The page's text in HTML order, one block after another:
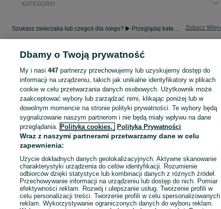
KATEGORIA
Szukasz zwierzaka lub czegoś dla niego? ▶️ Przeglądaj kategorię Zwierzęta na OLX Bystrzyca i znajdź to, czego potrzebujesz w atrakcyjnych cenach! Zobacz
Mapa kategorii
Mapa miejscowości
Mapa ministron
Popularne wyszukiwania
Dbamy o Twoją prywatność
My i nasi447 partnerzy przechowujemy lub uzyskujemy dostęp do
informacji na urządzeniu, takich jak unikalne identyfikatory w plikach
cookie w celu przetwarzania danych osobowych. Użytkownik może
zaakceptować wybory lub zarządzać nimi, klikając poniżej lub w
dowolnym momencie na stronie polityki prywatności. Te wybory będą
sygnalizowane naszym partnerom i nie będą miały wpływu na dane
przeglądania. Polityka cookies, Polityka Prywatności
Wraz z naszymi partnerami przetwarzamy dane w celu
zapewnienia:
Użycie dokładnych danych geolokalizacyjnych. Aktywne skanowanie
charakterystyki urządzenia do celów identyfikacji. Rozumienie
odbiorców dzięki statystyce lub kombinacji danych z różnych źródeł.
Przechowywanie informacji na urządzeniu lub dostęp do nich. Pomiar
efektywności reklam. Rozwój i ulepszanie usług. Tworzenie profili w
celu personalizacji treści. Tworzenie profili w celu spersonalizowanych
reklam. Wykorzystywanie ograniczonych danych do wyboru reklam.